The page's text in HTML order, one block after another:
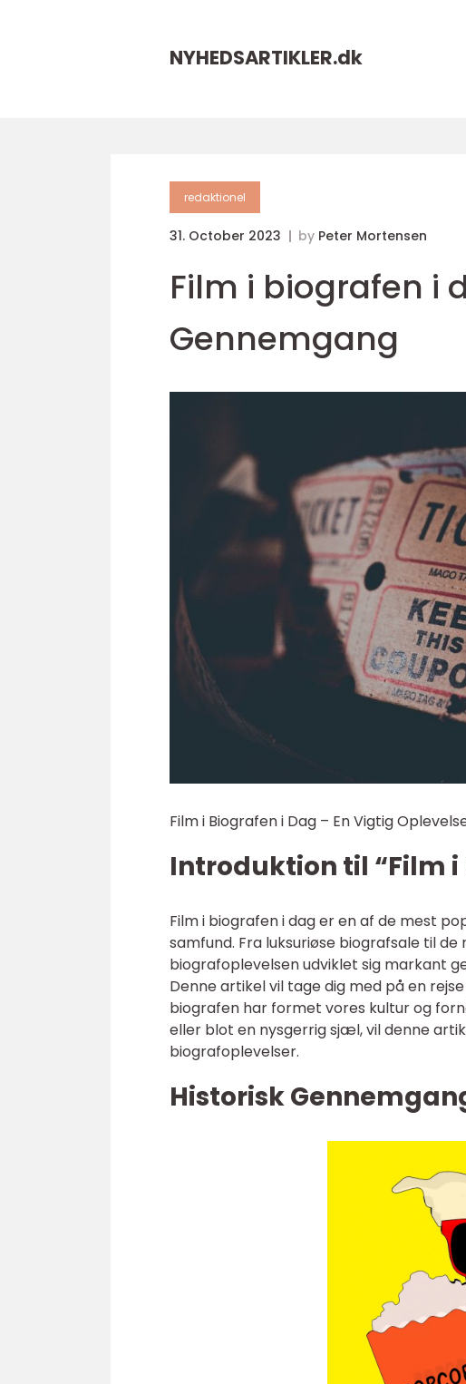
NYHEDSARTIKLER.dk
redaktionel
31. October 2023 by Peter Mortensen
Film i biografen i
Gennemgang
Film i Biografen i Dag – En Vigtig
Introduktion til “Film i
Film i biografen i dag er en af de mest
samfund. Fra luksuriøse biografsale til
biografoplevelsen udviklet sig markant
Denne artikel vil tage dig med på en
biografen har formet vores kultur og
eller blot en nysgerrig sjæl, vil denne
biografoplevelser.
Historisk